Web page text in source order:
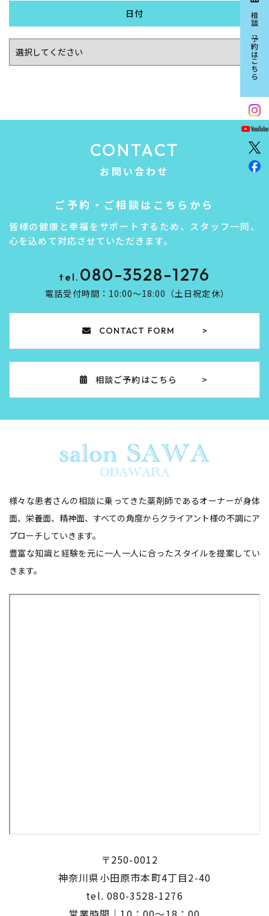
相談ご予約はこちら
日付
CONTACT
お問い合わせ
ご予約・ご相談はこちらから
皆様の健康と幸福をサポートするため、スタッフ一同、
心を込めて対応させていただきます。
tel. 080-3528-1276
電話受付時間：10:00～18:00（土日祝定休）​​​​​​​
CONTACT FORM
相談ご予約はこちら
様々な患者さんの相談に乗ってきた薬剤師であるオーナーが身体
面、栄養面、精神面、​​​​​​​すべての角度からクライアント様の不調にア
プローチしていきます。
豊富な知識と経験を元に一人一人に合ったスタイルを提案してい
きます。
〒250-0012
​​​​​​​神奈川県小田原市本町4丁目2-40
tel.080-3528-1276